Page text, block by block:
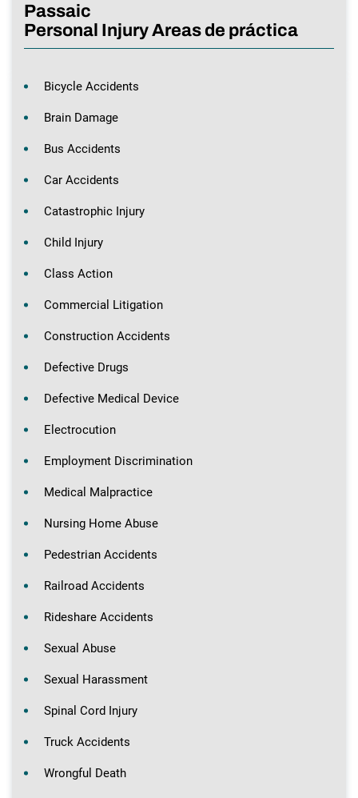
Passaic
Personal Injury Areas de práctica
Bicycle Accidents
Brain Damage
Bus Accidents
Car Accidents
Catastrophic Injury
Child Injury
Class Action
Commercial Litigation
Construction Accidents
Defective Drugs
Defective Medical Device
Electrocution
Employment Discrimination
Medical Malpractice
Nursing Home Abuse
Pedestrian Accidents
Railroad Accidents
Rideshare Accidents
Sexual Abuse
Sexual Harassment
Spinal Cord Injury
Truck Accidents
Wrongful Death